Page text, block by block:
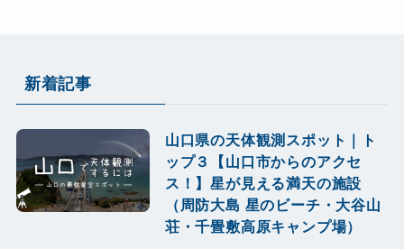
新着記事
山口県の天体観測スポット｜ト
ップ３【山口市からのアクセ
ス！】星が見える満天の施設
（周防大島 星のビーチ・大谷山
荘・千畳敷高原キャンプ場）